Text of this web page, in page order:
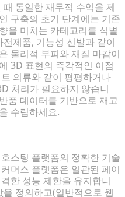
동일한 재무적 수익을 제
구축의 초기 단계에는 기존
을 미치는 카테고리를 식별
제품, 기능성 신발과 같이
물리적 부피와 재질 마감이
3D 표현의 즉각적인 이점
의류와 같이 평평하거나
처리가 필요하지 않습니
품 데이터를 기반으로 재고
수립하세요.
스팅 플랫폼의 정확한 기술
머스 플랫폼은 일관된 페이
한 성능 제한을 유지합니
정의하고(일반적으로 웹